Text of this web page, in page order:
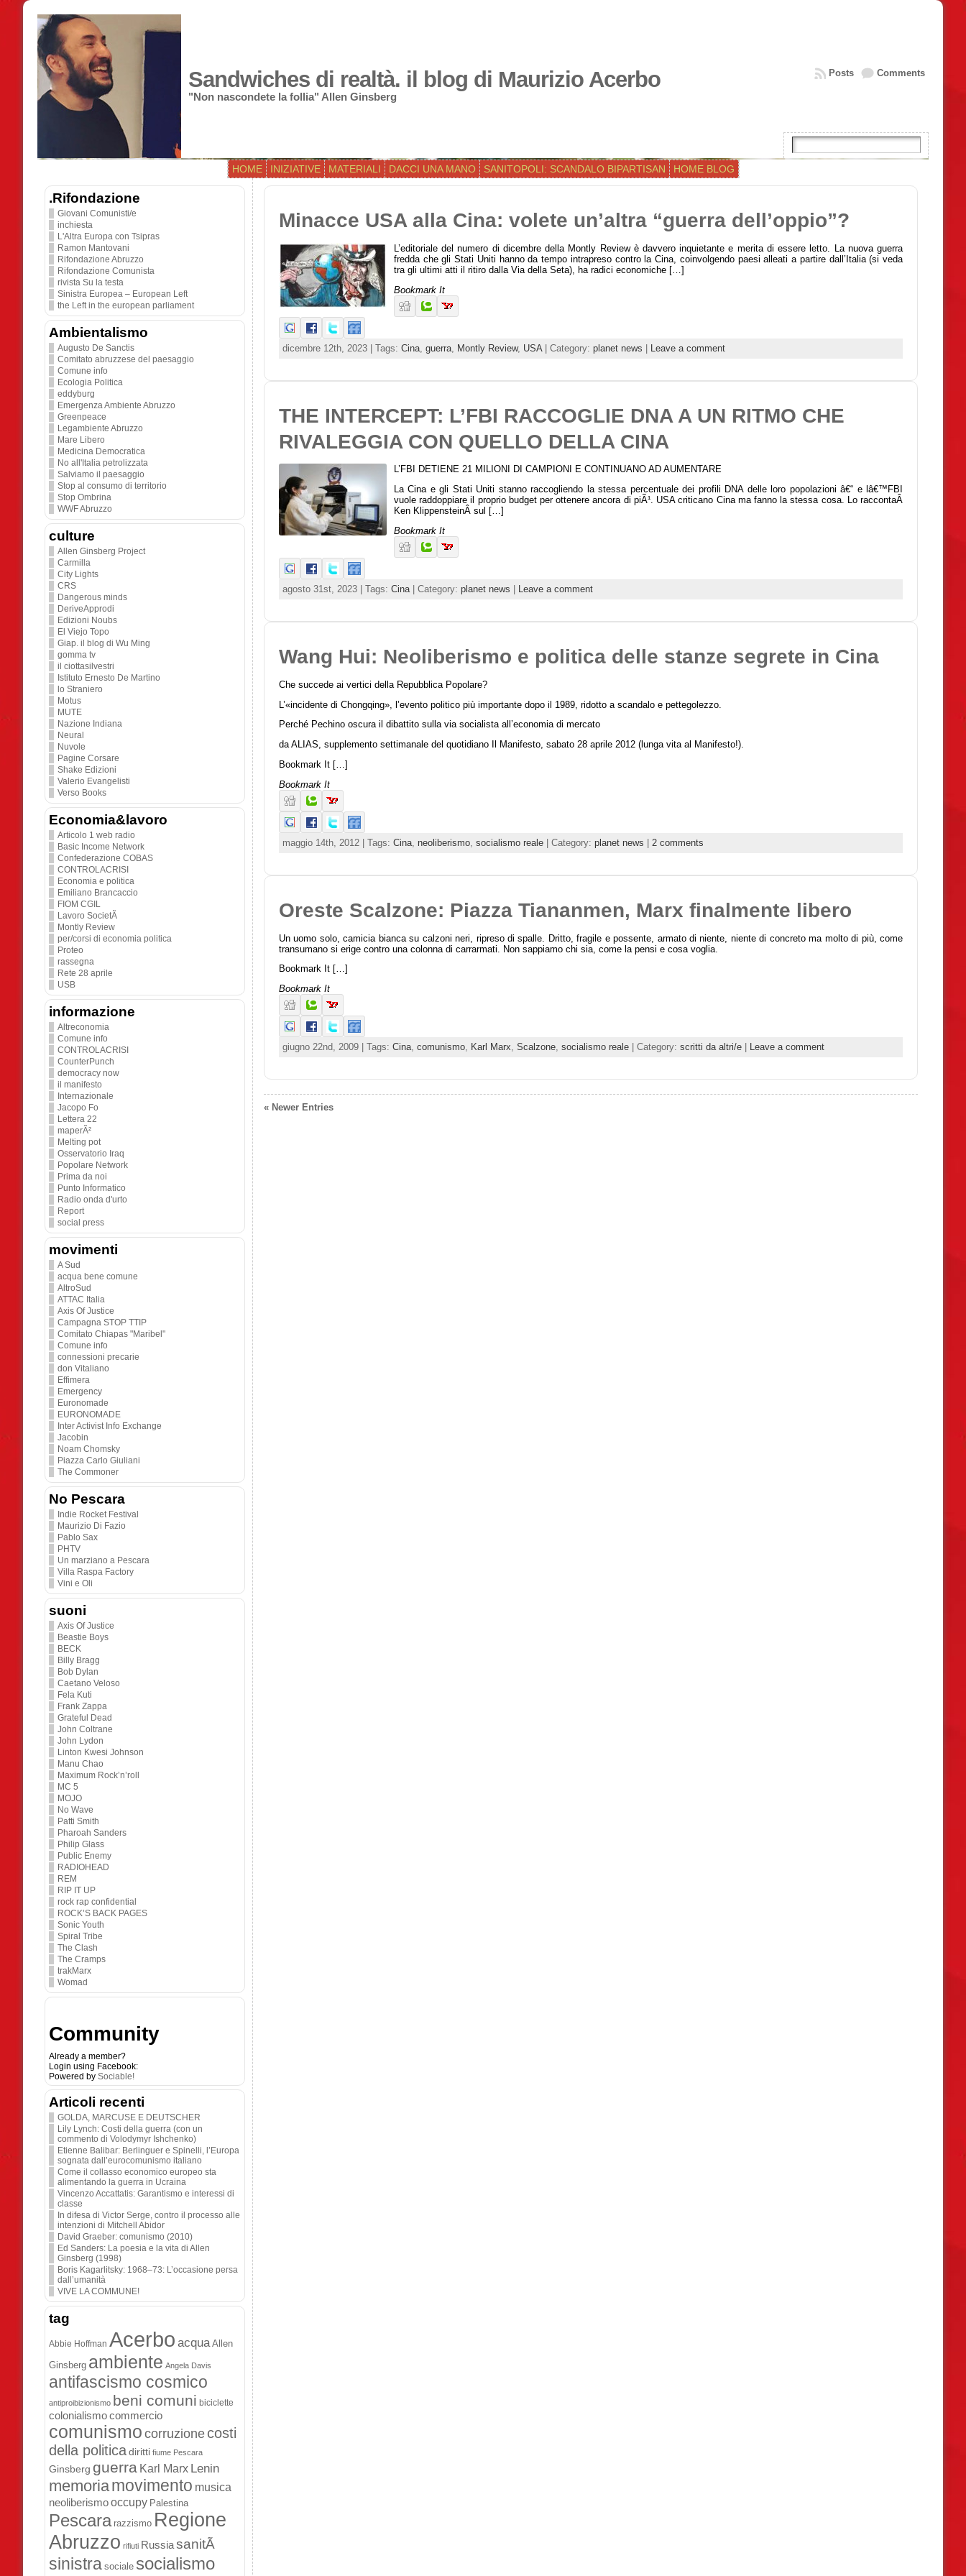
Sandwiches di realtà. il blog di Maurizio Acerbo
"Non nascondete la follia" Allen Ginsberg
Comments
Posts
HOME INIZIATIVE MATERIALI DACCI UNA MANO SANITOPOLI: SCANDALO BIPARTISAN HOME BLOG
.Rifondazione
Giovani Comunisti/e
inchiesta
L'Altra Europa con Tsipras
Ramon Mantovani
Rifondazione Abruzzo
Rifondazione Comunista
rivista Su la testa
Sinistra Europea – European Left
the Left in the european parliament
Ambientalismo
Augusto De Sanctis
Comitato abruzzese del paesaggio
Comune info
Ecologia Politica
eddyburg
Emergenza Ambiente Abruzzo
Greenpeace
Legambiente Abruzzo
Mare Libero
Medicina Democratica
No all'Italia petrolizzata
Salviamo il paesaggio
Stop al consumo di territorio
Stop Ombrina
WWF Abruzzo
culture
Allen Ginsberg Project
Carmilla
City Lights
CRS
Dangerous minds
DeriveApprodi
Edizioni Noubs
El Viejo Topo
Giap. il blog di Wu Ming
gomma tv
il ciottasilvestri
Istituto Ernesto De Martino
lo Straniero
Motus
MUTE
Nazione Indiana
Neural
Nuvole
Pagine Corsare
Shake Edizioni
Valerio Evangelisti
Verso Books
Economia&lavoro
Articolo 1 web radio
Basic Income Network
Confederazione COBAS
CONTROLACRISI
Economia e politica
Emiliano Brancaccio
FIOM CGIL
Lavoro SocietÃ
Montly Review
per/corsi di economia politica
Proteo
rassegna
Rete 28 aprile
USB
informazione
Altreconomia
Comune info
CONTROLACRISI
CounterPunch
democracy now
il manifesto
Internazionale
Jacopo Fo
Lettera 22
maperÃ²
Melting pot
Osservatorio Iraq
Popolare Network
Prima da noi
Punto Informatico
Radio onda d'urto
Report
social press
movimenti
A Sud
acqua bene comune
AltroSud
ATTAC Italia
Axis Of Justice
Campagna STOP TTIP
Comitato Chiapas "Maribel"
Comune info
connessioni precarie
don Vitaliano
Effimera
Emergency
Euronomade
EURONOMADE
Inter Activist Info Exchange
Jacobin
Noam Chomsky
Piazza Carlo Giuliani
The Commoner
No Pescara
Indie Rocket Festival
Maurizio Di Fazio
Pablo Sax
PHTV
Un marziano a Pescara
Villa Raspa Factory
Vini e Oli
suoni
Axis Of Justice
Beastie Boys
BECK
Billy Bragg
Bob Dylan
Caetano Veloso
Fela Kuti
Frank Zappa
Grateful Dead
John Coltrane
John Lydon
Linton Kwesi Johnson
Manu Chao
Maximum Rock’n’roll
MC 5
MOJO
No Wave
Patti Smith
Pharoah Sanders
Philip Glass
Public Enemy
RADIOHEAD
REM
RIP IT UP
rock rap confidential
ROCK’S BACK PAGES
Sonic Youth
Spiral Tribe
The Clash
The Cramps
trakMarx
Womad
Community
Already a member?
Login using Facebook:
Powered by Sociable!
Articoli recenti
GOLDA, MARCUSE E DEUTSCHER
Lily Lynch: Costi della guerra (con un
commento di Volodymyr Ishchenko)
Etienne Balibar: Berlinguer e Spinelli, l’Europa
sognata dall’eurocomunismo italiano
Come il collasso economico europeo sta
alimentando la guerra in Ucraina
Vincenzo Accattatis: Garantismo e interessi di
classe
In difesa di Victor Serge, contro il processo alle
intenzioni di Mitchell Abidor
David Graeber: comunismo (2010)
Ed Sanders: La poesia e la vita di Allen
Ginsberg (1998)
Boris Kagarlitsky: 1968–73: L’occasione persa
dall’umanità
VIVE LA COMMUNE!
tag
Abbie Hoffman Acerbo acqua Allen
Ginsberg ambiente Angela Davis
antifascismo cosmico
antiproibizionismo beni comuni biciclette
colonialismocommercio
comunismocorruzionecosti
della politicadiritti fiume Pescara
Ginsberg guerra Karl Marx Lenin
memoriamovimento musica
neoliberismooccupy Palestina
Pescara razzismo Regione
Abruzzo rifiuti RussiasanitÃ
sinistra sociale socialismo
Minacce USA alla Cina: volete un’altra “guerra dell’oppio”?
L’editoriale del numero di dicembre della Montly Review è davvero inquietante e merita di essere letto. La nuova guerra
fredda che gli Stati Uniti hanno da tempo intrapreso contro la Cina, coinvolgendo paesi alleati a partire dall’Italia (si veda
tra gli ultimi atti il ritiro dalla Via della Seta), ha radici economiche […]
Bookmark It
dicembre 12th, 2023 | Tags: Cina guerra Montly Review, USA | Category: planet news | Leave a comment
THE INTERCEPT: L’FBI RACCOGLIE DNA A UN RITMO CHE
RIVALEGGIA CON QUELLO DELLA CINA
L’FBI DETIENE 21 MILIONI DI CAMPIONI E CONTINUANO AD AUMENTARE
La Cina e gli Stati Uniti stanno raccogliendo la stessa percentuale dei profili DNA delle loro popolazioni â€“ e lâ€™FBI
vuole raddoppiare il proprio budget per ottenere ancora di piÃ¹. USA criticano Cina ma fanno la stessa cosa. Lo raccontaÂ
Ken KlippensteinÂ sul […]
Bookmark It
agosto 31st, 2023 | Tags: Cina | Category: planet news Leave a comment
Wang Hui: Neoliberismo e politica delle stanze segrete in Cina
Che succede ai vertici della Repubblica Popolare?
L’«incidente di Chongqing», l’evento politico più importante dopo il 1989, ridotto a scandalo e pettegolezzo.
Perché Pechino oscura il dibattito sulla via socialista all’economia di mercato
da ALIAS, supplemento settimanale del quotidiano Il Manifesto, sabato 28 aprile 2012 (lunga vita al Manifesto!).
Bookmark It […]
Bookmark It
maggio 14th, 2012 | Tags: Cina neoliberismo socialismo reale | Category: planet news 2 comments
Oreste Scalzone: Piazza Tiananmen, Marx finalmente libero
Un uomo solo, camicia bianca su calzoni neri, ripreso di spalle. Dritto, fragile e possente, armato di niente, niente di concreto ma molto di più, come
transumano si erige contro una colonna di carrarmati. Non sappiamo chi sia, come la pensi e cosa voglia.
Bookmark It […]
Bookmark It
giugno 22nd, 2009 | Tags: Cina, comunismo, Karl Marx, Scalzone, socialismo reale | Category: scritti da altri/e Leave a comment
« Newer Entries